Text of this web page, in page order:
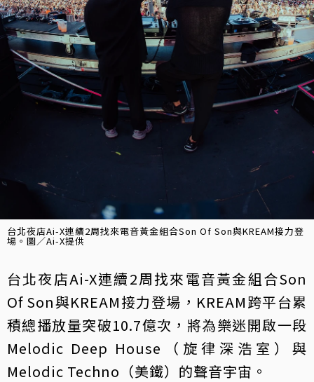
台北夜店Ai-X連續2周找來電音黃金組合Son Of Son與KREAM接力登
場。圖／Ai-X提供
台北夜店Ai-X連續2周找來電音黃金組合Son
Of Son與KREAM接力登場，KREAM跨平台累
積總播放量突破10.7億次，將為樂迷開啟一段
Melodic Deep House（旋律深浩室）與
Melodic Techno（美鐵）的聲音宇宙。